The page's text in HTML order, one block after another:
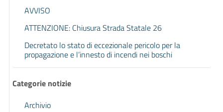
AVVISO
ATTENZIONE: Chiusura Strada Statale 26
Decretato lo stato di eccezionale pericolo per la
propagazione e l’innesto di incendi nei boschi
Categorie notizie
Archivio